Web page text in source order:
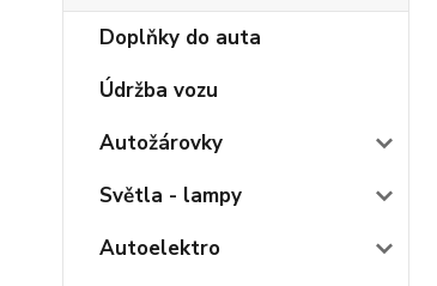
Doplňky do auta
Údržba vozu
Autožárovky
Světla - lampy
Autoelektro